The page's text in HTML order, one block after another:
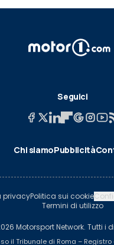
Seguici
Chi siamoPubblicità
privacyPolitica sui cookie
Termini di utilizzo
Motorsport Network. Tutti i
il Tribunale di Roma –